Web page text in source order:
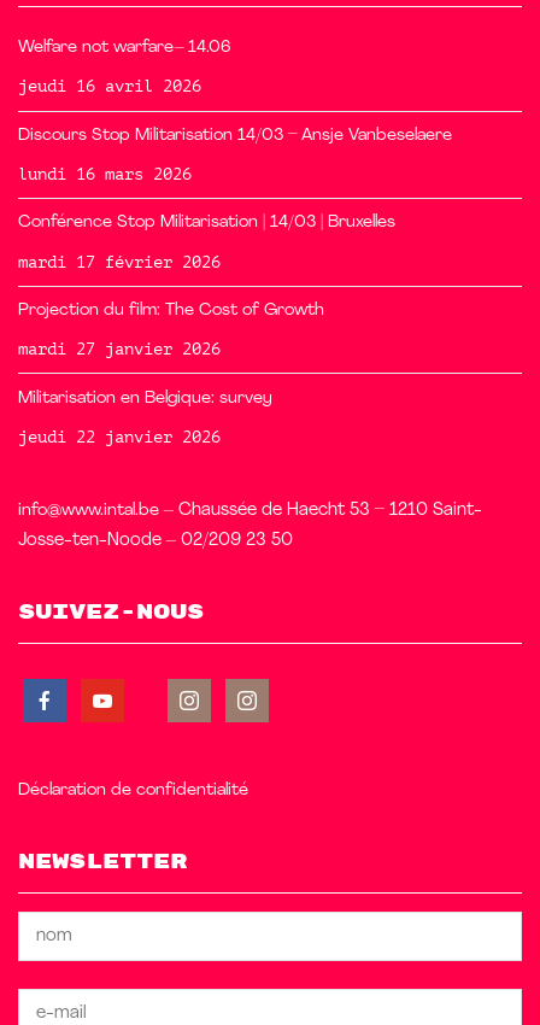
Welfare not warfare– 14.06
jeudi 16 avril 2026
Discours Stop Militarisation 14/03 – Ansje Vanbeselaere
lundi 16 mars 2026
Conférence Stop Militarisation | 14/03 | Bruxelles
mardi 17 février 2026
Projection du film: The Cost of Growth
mardi 27 janvier 2026
Militarisation en Belgique: survey
jeudi 22 janvier 2026
info@www.intal.be – Chaussée de Haecht 53 – 1210 Saint-
Josse-ten-Noode – 02/209 23 50
Suivez-nous
Déclaration de confidentialité
Newsletter